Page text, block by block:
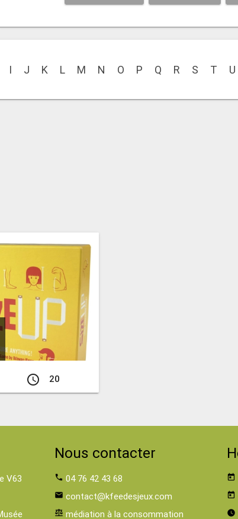
I J K L M N O P Q R S T U
access_time 20
V63
Nous contacter
phone 04 76 42 43 68
email contact@kfeedesjeux.com
balance médiation à la consommation
today
today
watch_later